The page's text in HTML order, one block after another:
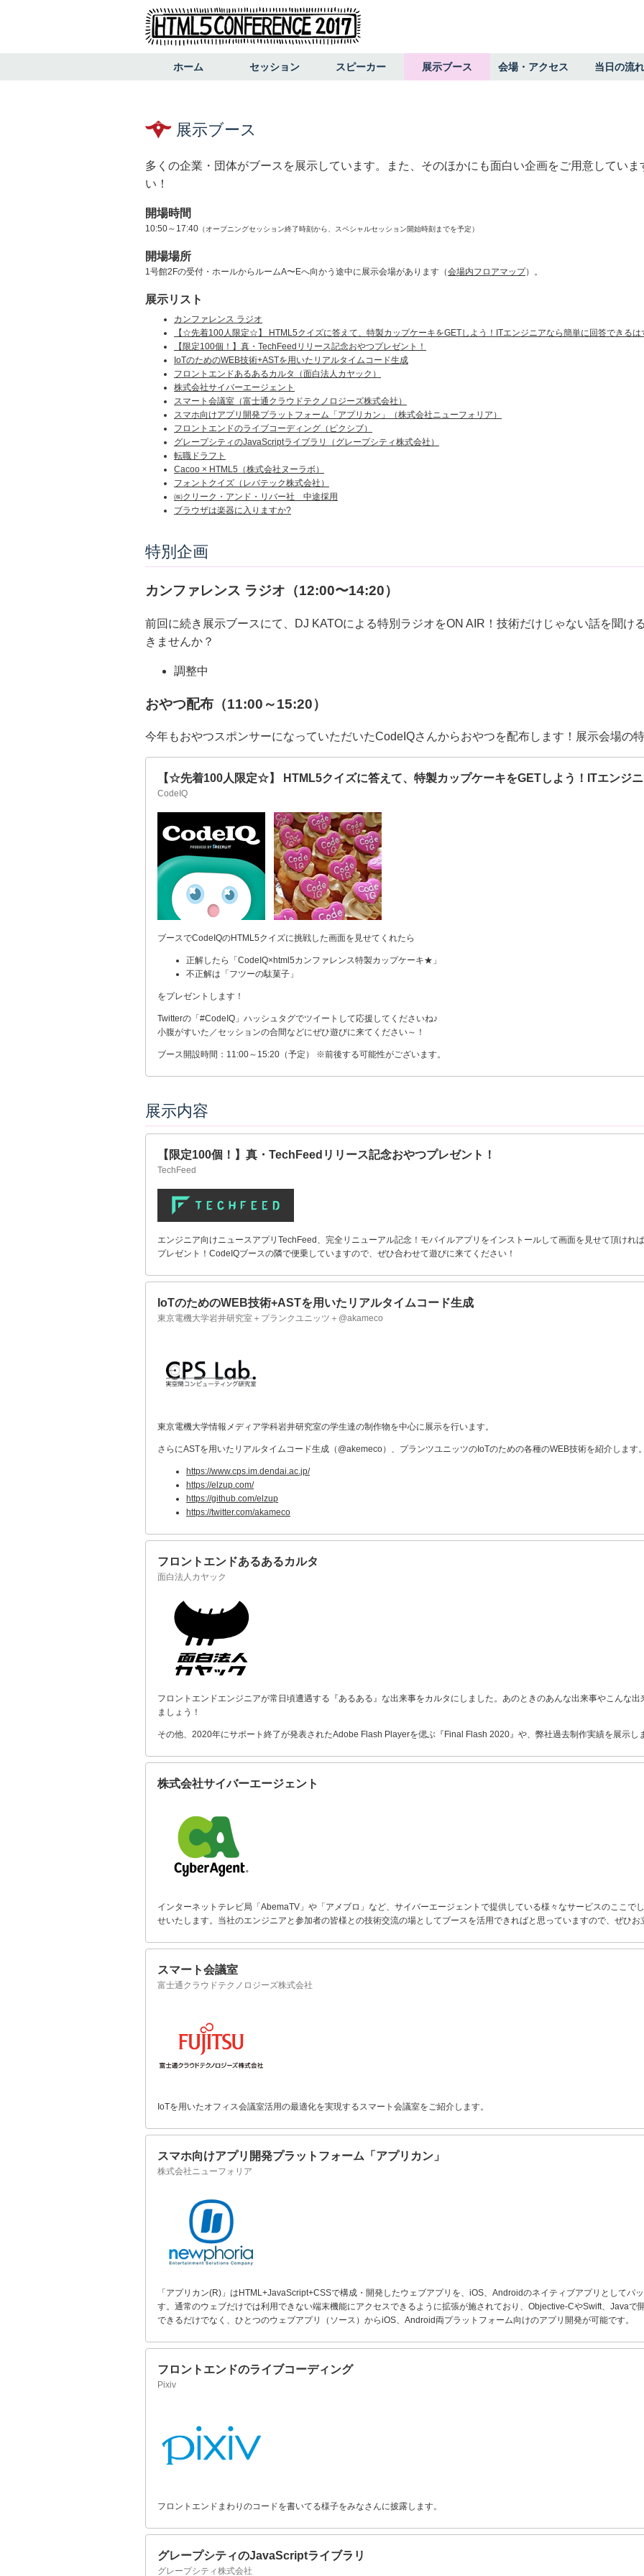
ホーム セッション スピーカー 展示ブース 会場・アクセス 当日の流れ
展示ブース
多くの企業・団体がブースを展示しています。また、そのほかにも面白い企画をご用意してい
い！
開場時間
10:50～17:40 （オープニングセッション終了時刻から、スペシャルセッション開始時刻までを予定）
開場場所
1号館2Fの受付・ホールからルームA〜Eへ向かう途中に展示会場があります（会場内フロアマップ）。
展示リスト
カンファレンス ラジオ
【☆先着100人限定☆】 HTML5クイズに答えて、特製カップケーキをGETしよう！ITエンジニアなら簡単に回答できるは
【限定100個！】真・TechFeedリリース記念おやつプレゼント！
IoTのためのWEB技術+ASTを用いたリアルタイムコード生成
フロントエンドあるあるカルタ（面白法人カヤック）
株式会社サイバーエージェント
スマート会議室（富士通クラウドテクノロジーズ株式会社）
スマホ向けアプリ開発プラットフォーム「アプリカン」（株式会社ニューフォリア）
フロントエンドのライブコーディング（ピクシブ）
グレープシティのJavaScriptライブラリ（グレープシティ株式会社）
転職ドラフト
Cacoo × HTML5（株式会社ヌーラボ）
フォントクイズ（レバテック株式会社）
㈱クリーク・アンド・リバー社 中途採用
ブラウザは楽器に入りますか?
特別企画
カンファレンス ラジオ（12:00〜14:20）
前回に続き展示ブースにて、DJ KATOによる特別ラジオをON AIR！技術だけじゃない話を聞け
きませんか？
調整中
おやつ配布（11:00～15:20）
今年もおやつスポンサーになっていただいたCodeIQさんからおやつを配布します！展示会場の
【☆先着100人限定☆】 HTML5クイズに答えて、特製カップケーキをGETしよう！ITエンジ
CodeIQ
ブースでCodeIQのHTML5クイズに挑戦した画面を見せてくれたら
正解したら「CodeIQ×html5カンファレンス特製カップケーキ★」
不正解は「フツーの駄菓子」
をプレゼントします！
Twitterの「#CodeIQ」ハッシュタグでツイートして応援してくださいね♪
小腹がすいた／セッションの合間などにぜひ遊びに来てください～！
ブース開設時間：11:00～15:20（予定） ※前後する可能性がございます。
展示内容
【限定100個！】真・TechFeedリリース記念おやつプレゼント！
TechFeed
エンジニア向けニュースアプリTechFeed、完全リニューアル記念！モバイルアプリをインストールして画面を見せて頂けれ
プレゼント！CodeIQブースの隣で便乗していますので、ぜひ合わせて遊びに来てください！
IoTのためのWEB技術+ASTを用いたリアルタイムコード生成
東京電機大学岩井研究室＋プランクユニッツ＋@akameco
東京電機大学情報メディア学科岩井研究室の学生達の制作物を中心に展示を行います。
さらにASTを用いたリアルタイムコード生成（@akemeco）、プランツユニッツのIoTのための各種のWEB技術を紹介します
https://www.cps.im.dendai.ac.jp/
https://elzup.com/
https://github.com/elzup
https://twitter.com/akameco
フロントエンドあるあるカルタ
面白法人カヤック
フロントエンドエンジニアが常日頃遭遇する『あるある』な出来事をカルタにしました。あのときのあんな出来事やこんな
ましょう！
その他、2020年にサポート終了が発表されたAdobe Flash Playerを偲ぶ『Final Flash 2020』や、弊社過去制作実績を展示し
株式会社サイバーエージェント
インターネットテレビ局「AbemaTV」や「アメブロ」など、サイバーエージェントで提供している様々なサービスのここで
せいたします。当社のエンジニアと参加者の皆様との技術交流の場としてブースを活用できればと思っていますので、ぜひお
スマート会議室
富士通クラウドテクノロジーズ株式会社
IoTを用いたオフィス会議室活用の最適化を実現するスマート会議室をご紹介します。
スマホ向けアプリ開発プラットフォーム「アプリカン」
株式会社ニューフォリア
「アプリカン(R)」はHTML+JavaScript+CSSで構成・開発したウェブアプリを、iOS、Androidのネイティブアプリとしてパ
す。通常のウェブだけでは利用できない端末機能にアクセスできるように拡張が施されており、Objective-CやSwift、Javaで
できるだけでなく、ひとつのウェブアプリ（ソース）からiOS、Android両プラットフォーム向けのアプリ開発が可能です。
フロントエンドのライブコーディング
Pixiv
フロントエンドまわりのコードを書いてる様子をみなさんに披露します。
グレープシティのJavaScriptライブラリ
グレープシティ株式会社